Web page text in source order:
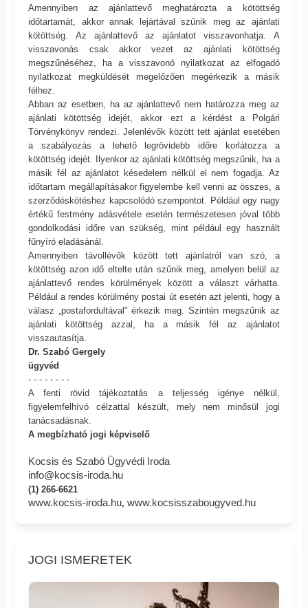
Amennyiben az ajánlattevő meghatározta a kötöttség
időtartamát, akkor annak lejártával szűnik meg az ajánlati
kötöttség. Az ajánlattevő az ajánlatot visszavonhatja. A
visszavonás csak akkor vezet az ajánlati kötöttség
megszűnéséhez, ha a visszavonó nyilatkozat az elfogadó
nyilatkozat megküldését megelőzően megérkezik a másik
félhez.
Abban az esetben, ha az ajánlattevő nem határozza meg az
ajánlati kötöttség idejét, akkor ezt a kérdést a Polgári
Törvénykönyv rendezi. Jelenlévők között tett ajánlat esetében
a szabályozás a lehető legrövidebb időre korlátozza a
kötöttség idejét. Ilyenkor az ajánlati kötöttség megszűnik, ha a
másik fél az ajánlatot késedelem nélkül el nem fogadja. Az
időtartam megállapításakor figyelembe kell venni az összes, a
szerződéskötéshez kapcsolódó szempontot. Például egy nagy
értékű festmény adásvétele esetén természetesen jóval több
gondolkodási időre van szükség, mint például egy használt
fűnyíró eladásánál.
Amennyiben távollévők között tett ajánlatról van szó, a
kötöttség azon idő eltelte után szűnik meg, amelyen belül az
ajánlattevő rendes körülmények között a választ várhatta.
Például a rendes körülmény postai út esetén azt jelenti, hogy a
válasz „postafordultával” érkezik meg. Szintén megszűnik az
ajánlati kötöttség azzal, ha a másik fél az ajánlatot
visszautasítja.
Dr. Szabó Gergely
ügyvéd
- - - - - - - -
A fenti rövid tájékoztatás a teljesség igénye nélkül,
figyelemfelhívó célzattal készült, mely nem minősül jogi
tanácsadásnak.
A megbízható jogi képviselő
Kocsis és Szabó Ügyvédi Iroda
info@kocsis-iroda.hu
(1) 266-6621
www.kocsis-iroda.hu,www.kocsisszabougyved.hu
JOGI ISMERETEK